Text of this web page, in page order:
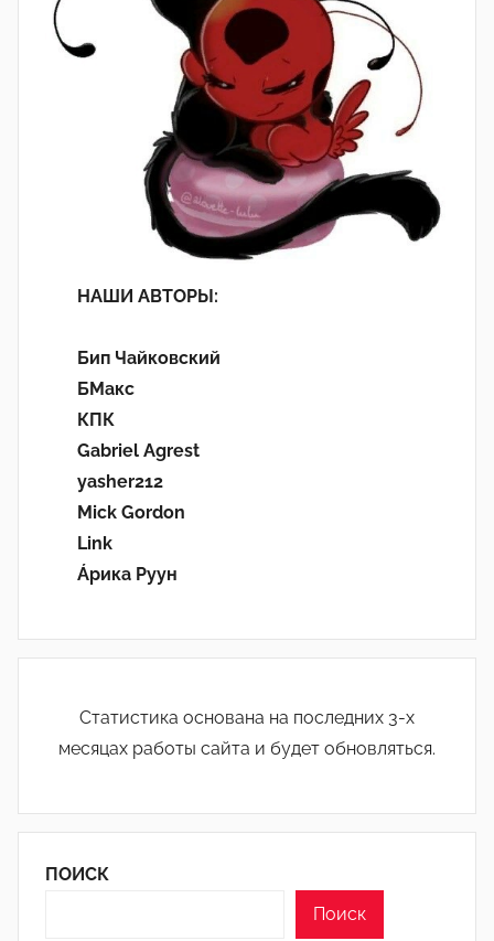
НАШИ АВТОРЫ:
Бип Чайковский
БМакс
КПК
Gabriel Agrest
yasher212
Mick Gordon
Link
Áрика Руун
Статистика основана на последних 3-х
месяцах работы сайта и будет обновляться.
ПОИСК
Поиск